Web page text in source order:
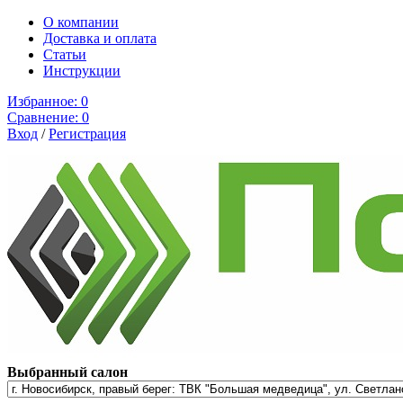
О компании
Доставка и оплата
Cтатьи
Инструкции
Избранное: 0
Сравнение: 0
Вход /Регистрация
Выбранный салон